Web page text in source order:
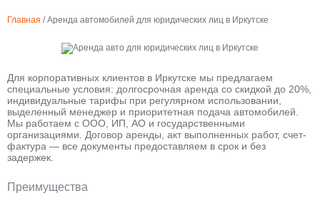
Главная / Аренда автомобилей для юридических лиц в Иркутске
Для корпоративных клиентов в Иркутске мы предлагаем
специальные условия: долгосрочная аренда со скидкой до 20%,
индивидуальные тарифы при регулярном использовании,
выделенный менеджер и приоритетная подача автомобилей.
Мы работаем с ООО, ИП, АО и государственными
организациями. Договор аренды, акт выполненных работ, счет-
фактура — все документы предоставляем в срок и без
задержек.
Преимущества